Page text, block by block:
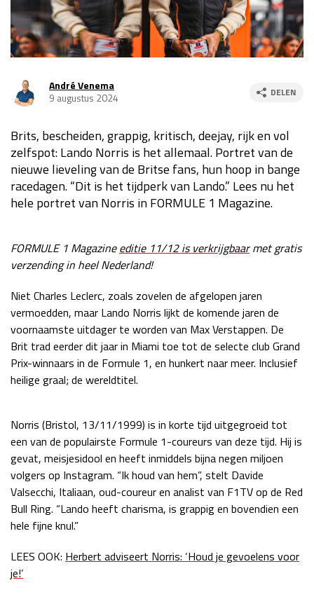
Race
za 13:00 - 15:00
Kwalificatie
za 23:00 - 00:00
Race
zo 21:00 - 23:00
GP MEXICO 2026 30 okt - 01 nov
Kwalificatie
za 22:00 - 23:00
Race
zo 21:00 - 23:00
Kwalificatie
za 19:00 - 20:00
Race
zo 18:00 - 20:00
LAS VEGAS GRAND PRIX 2026 20 - 22 nov
Kwalificatie
za 05:00 - 06:00
Race
GP QATAR 2026 27 - 29 nov
Kwalificatie
Race
zo 17:00 - 19:00
GP ABU DHABI 2026 04 - 06 dec
Race
zo 14:00 - 16:00
André Venema
9 augustus 2024
DELEN
Brits, bescheiden, grappig, kritisch, deejay, rijk en vol
zelfspot: Lando Norris is het allemaal. Portret van de
nieuwe lieveling van de Britse fans, hun hoop in bange
racedagen. “Dit is het tijdperk van Lando.” Lees nu het
hele portret van Norris in FORMULE 1 Magazine.
FORMULE 1 Magazineeditie 11/12 is verkrijgbaarmet gratis
verzending in heel Nederland!
Niet Charles Leclerc, zoals zovelen de afgelopen jaren
vermoedden, maar Lando Norris lijkt de komende jaren de
voornaamste uitdager te worden van Max Verstappen. De
Brit trad eerder dit jaar in Miami toe tot de selecte club Grand
Prix-winnaars in de Formule 1, en hunkert naar meer. Inclusief
heilige graal; de wereldtitel.
Norris (Bristol, 13/11/1999) is in korte tijd uitgegroeid tot
een van de populairste Formule 1-coureurs van deze tijd. Hij is
gevat, meisjesidool en heeft inmiddels bijna negen miljoen
volgers op Instagram. “Ik houd van hem”, stelt Davide
Valsecchi, Italiaan, oud-coureur en analist van F1TV op de Red
Bull Ring. “Lando heeft charisma, is grappig en bovendien een
hele fijne knul.”
LEES OOK: Herbert adviseert Norris: ‘Houd je gevoelens voor
je!’